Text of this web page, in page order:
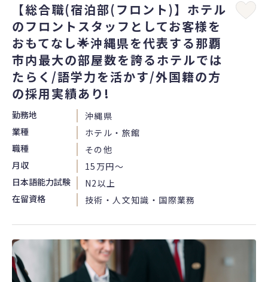
【総合職(宿泊部(フロント)】ホテル
のフロントスタッフとしてお客様を
おもてなし🌟沖縄県を代表する那覇
市内最大の部屋数を誇るホテルでは
たらく/語学力を活かす/外国籍の方
の採用実績あり!
勤務地
沖縄県
業種
ホテル・旅館
職種
その他
月収
15万円〜
日本語能力試験
N2以上
在留資格
技術・人文知識・国際業務